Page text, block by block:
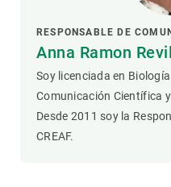
RESPONSABLE DE
Anna Ramon
Soy licenciada en
Comunicación Científica
Desde 2011 soy la
CREAF.